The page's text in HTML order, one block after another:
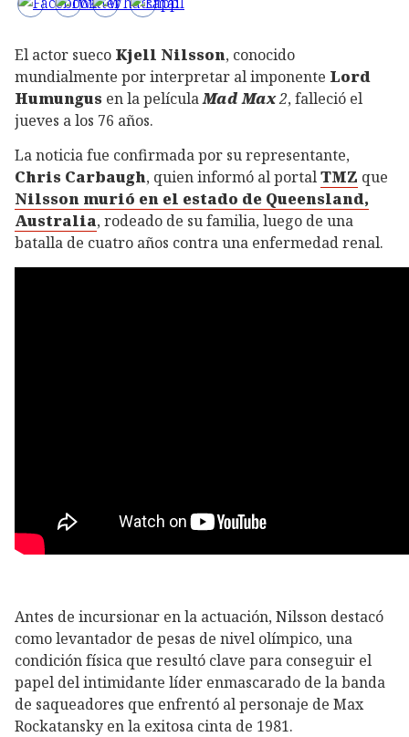
El actor sueco Kjell Nilsson, conocido
mundialmente por interpretar al imponente Lord
Humungus en la películaMad Max2, falleció el
jueves a los 76 años.
La noticia fue confirmada por su representante,
Chris Carbaugh, quien informó al portalTMZ que
Nilsson murió en el estado de Queensland,
Australia, rodeado de su familia, luego de una
batalla de cuatro años contra una enfermedad renal.
Antes de incursionar en la actuación, Nilsson destacó
como levantador de pesas de nivel olímpico, una
condición física que resultó clave para conseguir el
papel del intimidante líder enmascarado de la banda
de saqueadores que enfrentó al personaje de Max
Rockatansky en la exitosa cinta de 1981.